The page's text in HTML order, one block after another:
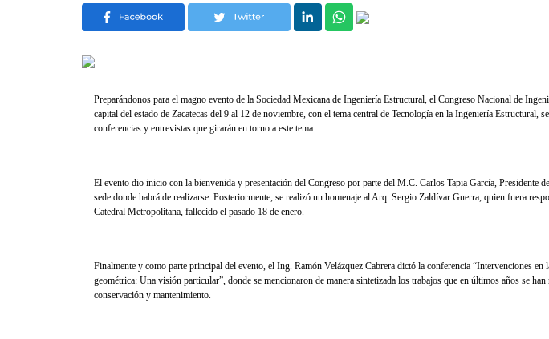
Preparándonos para el magno evento de la Sociedad Mexicana de Ingeniería Estructural, el Congreso Nacional de
capital del estado de Zacatecas del 9 al 12 de noviembre, con el tema central de Tecnología en la Ingeniería Estructural,
conferencias y entrevistas que girarán en torno a este tema.
El evento dio inicio con la bienvenida y presentación del Congreso por parte del M.C. Carlos Tapia García, Presidente
sede donde habrá de realizarse. Posteriormente, se realizó un homenaje al Arq. Sergio Zaldívar Guerra, quien fuera
Catedral Metropolitana, fallecido el pasado 18 de enero.
Finalmente y como parte principal del evento, el Ing. Ramón Velázquez Cabrera dictó la conferencia “Intervenciones
geométrica: Una visión particular”, donde se mencionaron de manera sintetizada los trabajos que en últimos años se
conservación y mantenimiento.